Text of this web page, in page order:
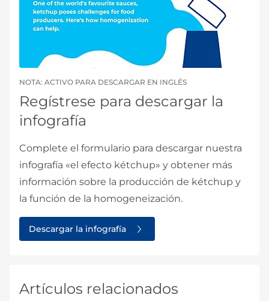
NOTA: ACTIVO PARA DESCARGAR EN INGLÉS
Regístrese para descargar la
infografía
Complete el formulario para descargar nuestra
infografía «el efecto kétchup» y obtener más
información sobre la producción de kétchup y
la función de la homogeneización.
Descargar la infografía
Artículos relacionados